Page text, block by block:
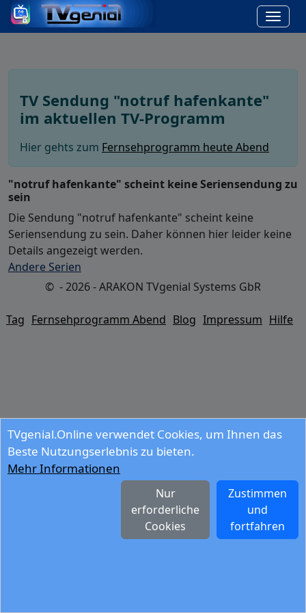
TVgenial.Online verwendet Cookies, um Ihnen das
Beste Nutzungserlebnis zu bieten.
Mehr Informationen
Zustimmen
und
fortfahren
Nur
erforderliche
Cookies
TV Sendung "notruf hafenkante"
im aktuellen TV-Programm
Hier gehts zum Fernsehprogramm heute Abend
"notruf hafenkante" scheint keine Seriensendung zu
sein
Die Sendung "notruf hafenkante" scheint keine
Seriensendung zu sein. Daher können hier leider keine
Details angezeigt werden.
Andere Serien
© - 2026 - ARAKON TVgenial Systems GbR
Tag Fernsehprogramm Abend Blog Impressum Hilfe